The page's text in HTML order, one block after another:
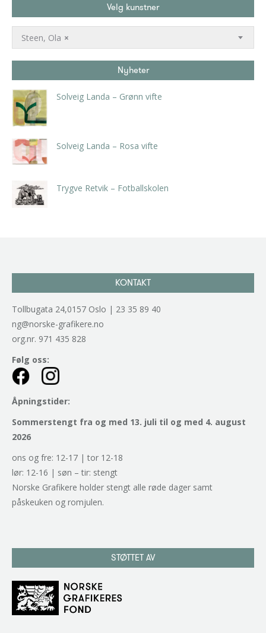
Velg kunstner
×
Steen, Ola
Nyheter
Solveig Landa – Grønn vifte
Solveig Landa – Rosa vifte
Trygve Retvik – Fotballskolen
KONTAKT
Tollbugata 24,0157 Oslo | 23 35 89 40
ng@norske-grafikere.no
org.nr. 971 435 828
Følg oss:
Åpningstider:
Sommerstengt fra og med 13. juli til og med 4. august
2026
ons og fre: 12-17 | tor 12-18
lør: 12-16 | søn – tir: stengt
Norske Grafikere holder stengt alle røde dager samt
påskeuken og romjulen.
STØTTET AV